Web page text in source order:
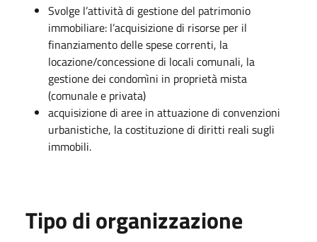
Svolge l’attività di gestione del patrimonio
immobiliare: l’acquisizione di risorse per il
finanziamento delle spese correnti, la
locazione/concessione di locali comunali, la
gestione dei condomìni in proprietà mista
(comunale e privata)
acquisizione di aree in attuazione di convenzioni
urbanistiche, la costituzione di diritti reali sugli
immobili.
Tipo di organizzazione